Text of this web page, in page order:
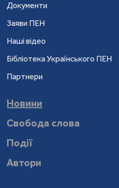
Документи
Заяви ПЕН
Наші відео
Бібліотека Українського ПЕН
Партнери
Новини
Свобода слова
Події
Автори